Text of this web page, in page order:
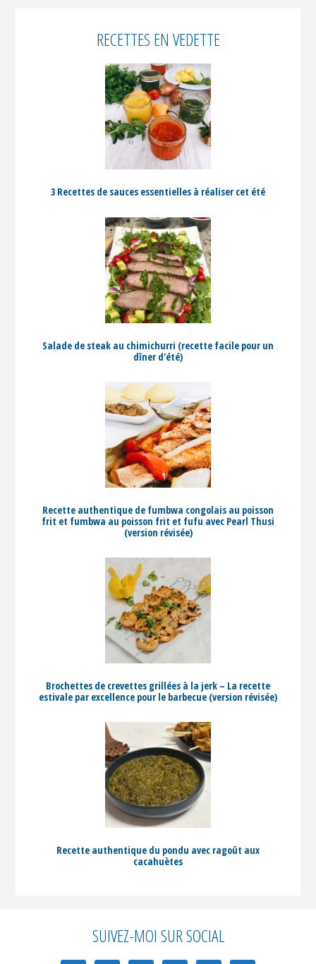
RECETTES EN VEDETTE
3 Recettes de sauces essentielles à réaliser cet été
Salade de steak au chimichurri (recette facile pour un
dîner d'été)
Recette authentique de fumbwa congolais au poisson
frit et fumbwa au poisson frit et fufu avec Pearl Thusi
(version révisée)
Brochettes de crevettes grillées à la jerk – La recette
estivale par excellence pour le barbecue (version révisée)
Recette authentique du pondu avec ragoût aux
cacahuètes
SUIVEZ-MOI SUR SOCIAL